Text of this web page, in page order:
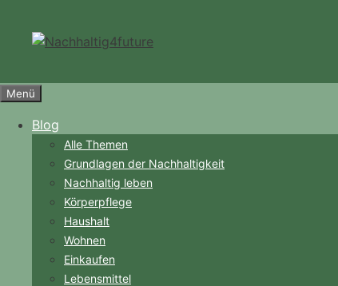
springen
Menü
Blog
Alle Themen
Grundlagen der Nachhaltigkeit
Nachhaltig leben
Körperpflege
Haushalt
Wohnen
Einkaufen
Lebensmittel